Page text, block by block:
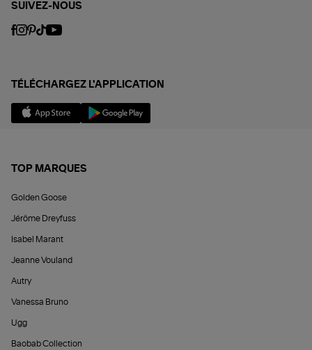
SUIVEZ-NOUS
TÉLÉCHARGEZ L'APPLICATION
TOP MARQUES
Golden Goose
Jérôme Dreyfuss
Isabel Marant
Jeanne Vouland
Autry
Vanessa Bruno
Ugg
Baobab Collection